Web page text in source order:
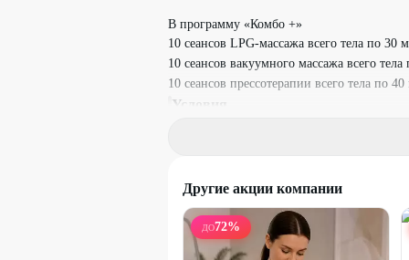
В программу «Комбо +»
10 сеансов LPG-массажа всего тела по 30
10 сеансов вакуумного массажа всего
10 сеансов прессотерапии всего тела по
Условия
Выбранное количество сеансов
Срок действия абонемента - 2 месяца с
Посещения, предусмотренные
Денежные средства за пропущенные
Другие акции компании
ДО72%